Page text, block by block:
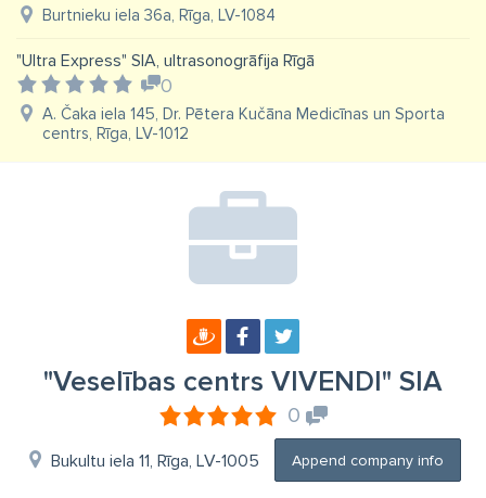
Burtnieku iela 36a, Rīga, LV-1084
"Ultra Express" SIA, ultrasonogrāfija Rīgā
0
A. Čaka iela 145, Dr. Pētera Kučāna Medicīnas un Sporta
centrs, Rīga, LV-1012
"Veselības centrs VIVENDI" SIA
0
Bukultu iela 11, Rīga, LV-1005 Append company info